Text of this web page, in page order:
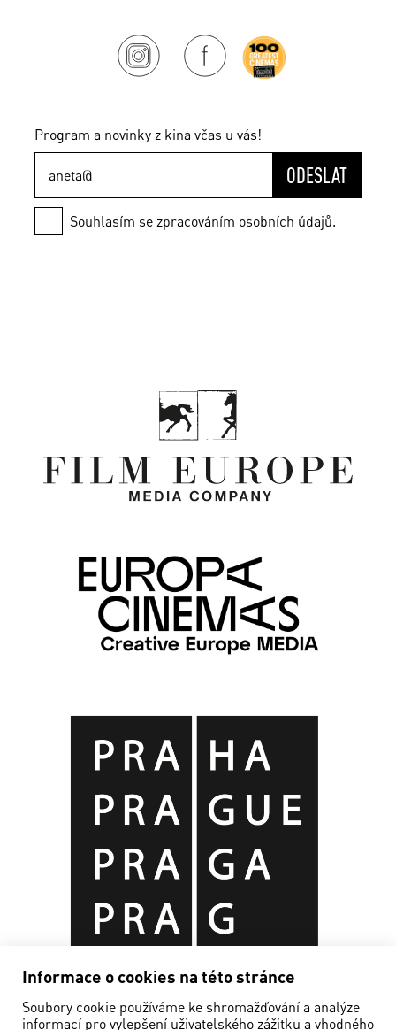
Program a novinky z kina včas u vás!
ODESLAT
Souhlasím se zpracováním osobních údajů.
Informace o cookies na této stránce
Soubory cookie používáme ke shromažďování a analýze
informací pro vylepšení uživatelského zážitku a vhodného